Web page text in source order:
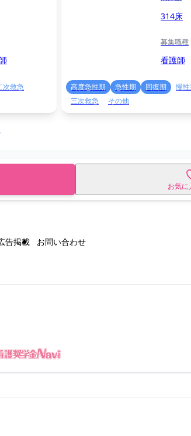
次救急
314床
募集職種
看護師
高度急性期 急性期 回復期 慢
三次救急
その他
お気に
告掲載 お問い合わせ